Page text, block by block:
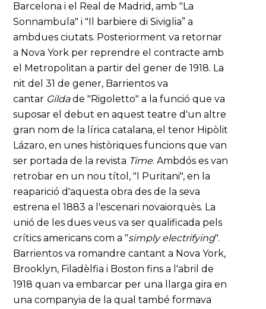
Barcelona i el Real de Madrid, amb "La
Sonnambula" i "Il barbiere di Siviglia” a
ambdues ciutats. Posteriorment va retornar
a Nova York per reprendre el contracte amb
el Metropolitan a partir del gener de 1918. La
nit del 31 de gener, Barrientos va
cantar Gildade "Rigoletto" a la funció que va
suposar el debut en aquest teatre d'un altre
gran nom de la lírica catalana, el tenor Hipòlit
Lázaro, en unes històriques funcions que van
ser portada de la revista Time. Ambdós es van
retrobar en un nou títol, "I Puritani", en la
reaparició d'aquesta obra des de la seva
estrena el 1883 a l'escenari novaiorquès. La
unió de les dues veus va ser qualificada pels
crítics americans com a "simply electrifying".
Barrientos va romandre cantant a Nova York,
Brooklyn, Filadèlfia i Boston fins a l'abril de
1918 quan va embarcar per una llarga gira en
una companyia de la qual també formava